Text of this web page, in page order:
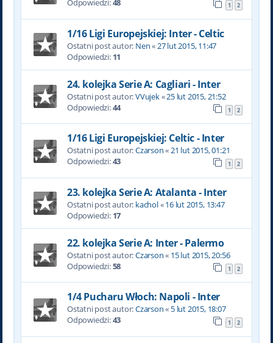
Odpowiedzi:48 1 2
1/16 Ligi Europejskiej: Inter - Celtic
Ostatni post autor: Nen«27 lut 2015, 11:47
Odpowiedzi: 11
24. kolejka Serie A: Cagliari - Inter
Ostatni post autor:VVujek«25 lut 2015, 21:52
Odpowiedzi:44 1 2
1/16 Ligi Europejskiej: Celtic - Inter
Ostatni post autor:Czarson«21 lut 2015, 01:21
Odpowiedzi:43 1 2
23. kolejka Serie A: Atalanta - Inter
Ostatni post autor: kachol«16 lut 2015, 13:47
Odpowiedzi: 17
22. kolejka Serie A: Inter - Palermo
Ostatni post autor:Czarson« 15 lut 2015, 20:56
Odpowiedzi:58 1 2
1/4 Pucharu Włoch: Napoli - Inter
Ostatni post autor:Czarson« 5 lut 2015, 18:07
Odpowiedzi:43 1 2